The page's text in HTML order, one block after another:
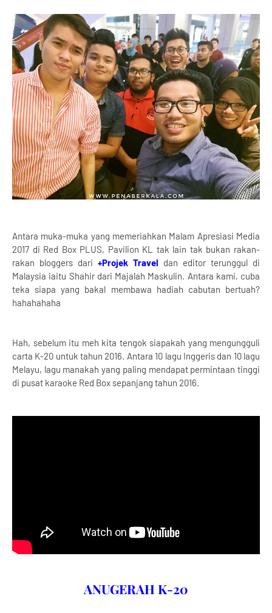
Antara muka-muka yang memeriahkan Malam Apresiasi Media
2017 di Red Box PLUS, Pavilion KL tak lain tak bukan rakan-
rakan bloggers dari +Projek Travel dan editor terunggul di
Malaysia iaitu Shahir dari Majalah Maskulin. Antara kami, cuba
teka siapa yang bakal membawa hadiah cabutan bertuah?
hahahahaha
Hah, sebelum itu meh kita tengok siapakah yang mengungguli
carta K-20 untuk tahun 2016. Antara 10 lagu Inggeris dan 10 lagu
Melayu, lagu manakah yang paling mendapat permintaan tinggi
di pusat karaoke Red Box sepanjang tahun 2016.
ANUGERAH K-20